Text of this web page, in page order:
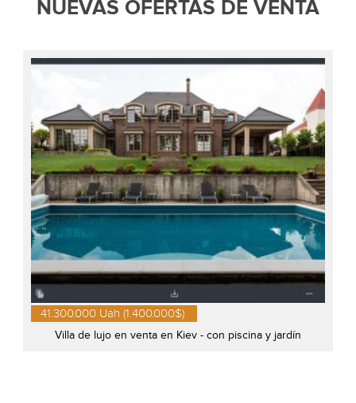
NUEVAS OFERTAS DE VENTA
41.300.000 Uah (1.400.000$)
Villa de lujo en venta en Kiev - con piscina y jardín